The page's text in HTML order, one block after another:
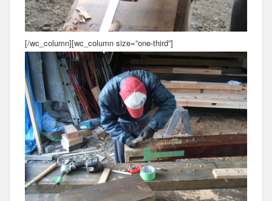
[/wc_column][wc_column size=”one-third”]